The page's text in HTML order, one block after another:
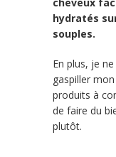
hydratés
souples.
En plus, je
gaspiller
produits à
de faire du
plutôt.